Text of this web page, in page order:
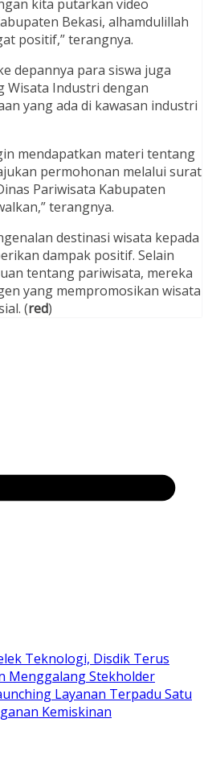
kita putarkan video
Bekasi, alhamdulillah
positif,” terangnya.
depannya para siswa juga
Wisata Industri dengan
yang ada di kawasan industri
mendapatkan materi tentang
permohonan melalui surat
Pariwisata Kabupaten
terangnya.
destinasi wisata kepada
dampak positif. Selain
tentang pariwisata, mereka
yang mempromosikan wisata
(red)
Teknologi, Disdik Terus
Menggalang Stekholder
Layanan Terpadu Satu
Kemiskinan